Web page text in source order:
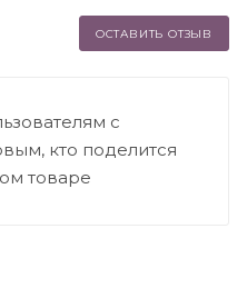
ОСТАВИТЬ ОТЗЫВ
с
кто поделится
товаре